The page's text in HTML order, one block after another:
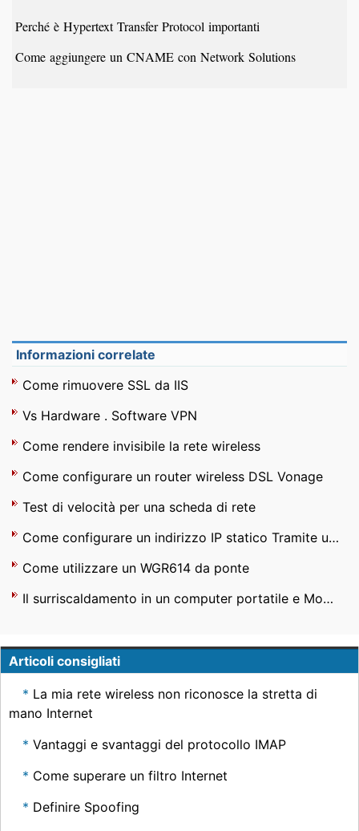
Perché è Hypertext Transfer Protocol importanti
Come aggiungere un CNAME con Network Solutions
Informazioni correlate
Come rimuovere SSL da IIS
Vs Hardware . Software VPN
Come rendere invisibile la rete wireless
Come configurare un router wireless DSL Vonage
Test di velocità per una scheda di rete
Come configurare un indirizzo IP statico Tramite una riga di comando
Come utilizzare un WGR614 da ponte
Il surriscaldamento in un computer portatile e Monitor
Articoli consigliati
La mia rete wireless non riconosce la stretta di
mano Internet
Vantaggi e svantaggi del protocollo IMAP
Come superare un filtro Internet
Definire Spoofing